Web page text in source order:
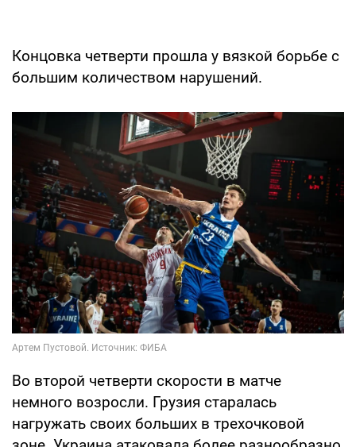
Концовка четверти прошла у вязкой борьбе с
большим количеством нарушений.
Во второй четверти скорости в матче
немного возросли. Грузия старалась
нагружать своих больших в трехочковой